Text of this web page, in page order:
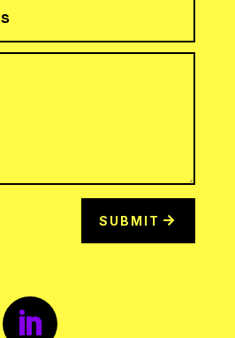
SUBMIT